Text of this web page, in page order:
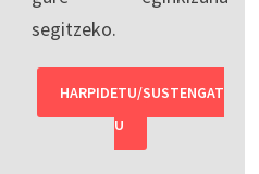
segitzeko.
HARPIDETU/SUSTENGAT
U